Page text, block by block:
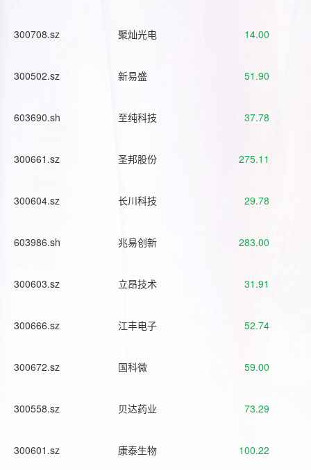
300708.sz 聚灿光电 14.00
300502.sz 新易盛 51.90
603690.sh 至纯科技 37.78
300661.sz 圣邦股份 275.11
300604.sz 长川科技 29.78
603986.sh 兆易创新 283.00
300603.sz 立昂技术 31.91
300666.sz 江丰电子 52.74
300672.sz 国科微 59.00
300558.sz 贝达药业 73.29
300601.sz 康泰生物 100.22